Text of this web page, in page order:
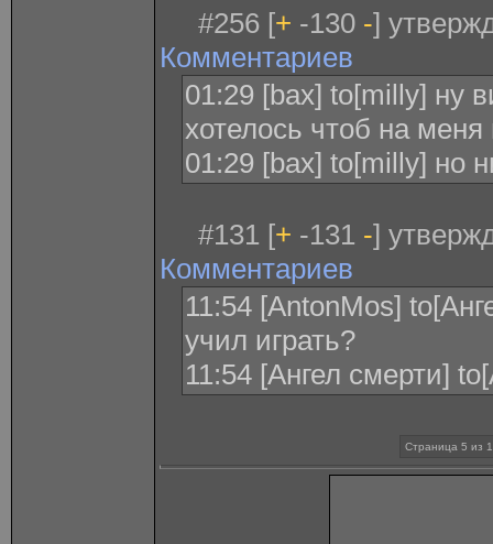
#256 [+ -130 -]
Комментариев
01:29 [bax] to[milly] ну
хотелось чтоб на
01:29 [bax] to[milly] но
#131 [+ -131 -]
Комментариев
11:54 [AntonMos]
учил играть?
11:54 [Ангел смерти]
Страница 5 из